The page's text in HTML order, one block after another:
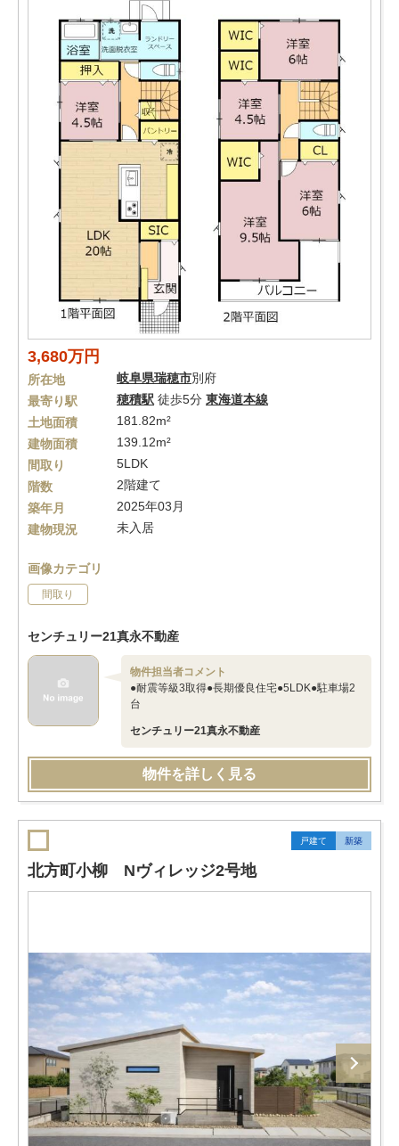
3,680万円
所在地 岐阜県瑞穂市別府
最寄り駅
穂積駅 徒歩5分 東海道本線
土地面積
181.82m²
建物面積
139.12m²
間取り
5LDK
階数
2階建て
築年月
2025年03月
建物現況
未入居
画像カテゴリ
間取り
センチュリー21真永不動産
物件担当者コメント
●耐震等級3取得●長期優良住宅●5LDK●駐車場2
台
センチュリー21真永不動産
物件を詳しく見る
戸建て 新築
北方町小柳 Nヴィレッジ2号地